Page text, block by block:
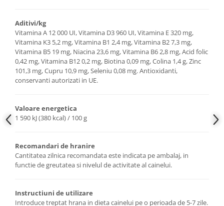
Aditivi/kg
Vitamina А 12 000 UI, Vitamina D3 960 UI, Vitamina Е 320 mg,
Vitamina K3 5,2 mg, Vitamina B1 2,4 mg, Vitamina B2 7,3 mg,
Vitamina B5 19 mg, Niacina 23,6 mg, Vitamina B6 2,8 mg, Acid folic
0,42 mg, Vitamina B12 0,2 mg, Biotina 0,09 mg, Colina 1,4 g, Zinc
101,3 mg, Cupru 10,9 mg, Seleniu 0,08 mg. Antioxidanti,
conservanti autorizati in UE.
Valoare energetica
1 590 kJ (380 kcal) / 100 g
Recomandari de hranire
Cantitatea zilnica recomandata este indicata pe ambalaj, in
functie de greutatea si nivelul de activitate al cainelui.
Instructiuni de utilizare
Introduce treptat hrana in dieta cainelui pe o perioada de 5-7 zile.